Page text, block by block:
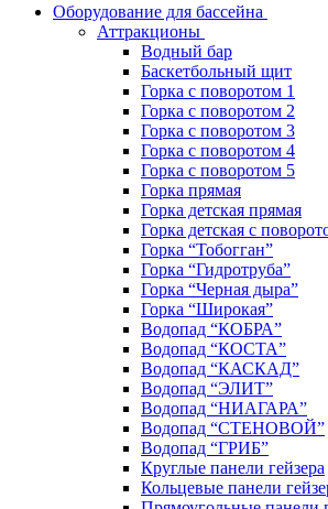
Оборудование для бассейна
Аттракционы
Водный бар
Баскетбольный щит
Горка с поворотом 1
Горка с поворотом 2
Горка с поворотом 3
Горка с поворотом 4
Горка с поворотом 5
Горка прямая
Горка детская прямая
Горка детская с
Горка “Тобогган”
Горка “Гидротруба”
Горка “Черная дыра”
Горка “Широкая”
Водопад “КОБРА”
Водопад “КОСТА”
Водопад “КАСКАД”
Водопад “ЭЛИТ”
Водопад “НИАГАРА”
Водопад “СТЕНОВОЙ”
Водопад “ГРИБ”
Круглые панели гейзера
Кольцевые панели